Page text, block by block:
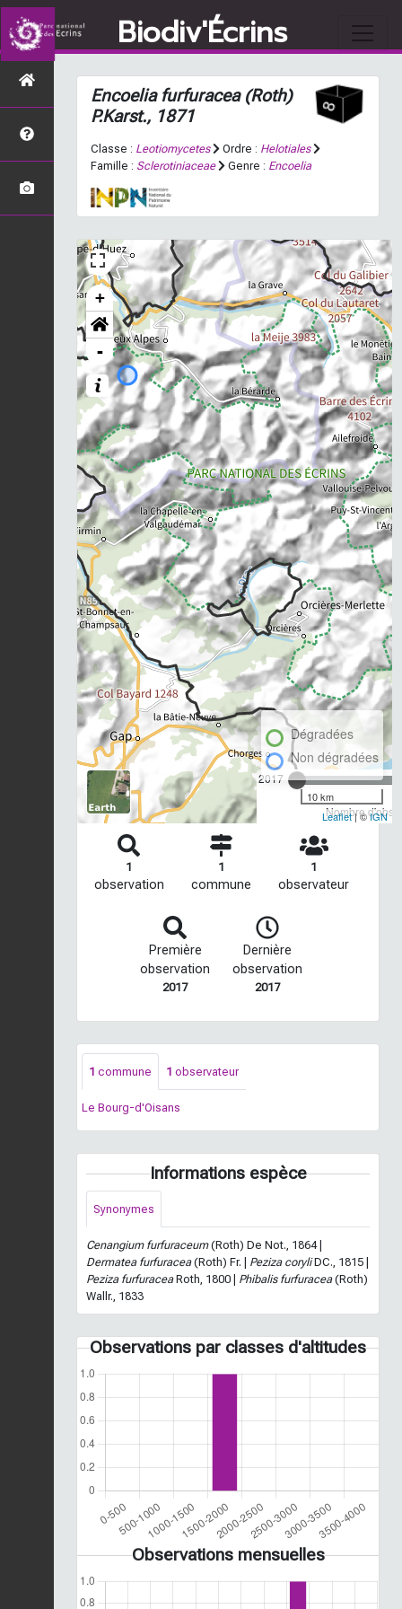
Biodiv'Écrins
Encoelia furfuracea(Roth)
P.Karst., 1871
Classe : Leotiomycetes Ordre : Helotiales
Famille : Sclerotiniaceae Genre : Encoelia
+
-
2017
Nombre
Dégradées
Non dégradées
10 km
Leaflet| ©IGN
1
observation
1
commune
1
observateur
Première
observation
2017
Dernière
observation
2017
1 commune 1 observateur
Le Bourg-d'Oisans
Informations espèce
Synonymes
Cenangium furfuraceum(Roth) De Not., 1864 |
Dermatea furfuracea(Roth) Fr. | Peziza coryliDC., 1815 |
Peziza furfuraceaRoth, 1800 | Phibalis furfuracea(Roth)
Wallr., 1833
Observations par classes d'altitudes
Observations mensuelles